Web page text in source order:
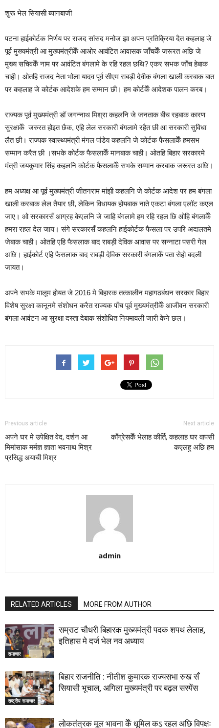
शुरू भेल सियासी ब्यानबाजी
पटना हाईकोर्टक निर्णय पर राजद सांसद मनोज झा अपन प्रतिक्रिया दैत कहलाह जे
पूर्व मुख्यमंत्री आ मुख्यमंत्रीकेँ आओर आवंटित आवासक जाँचकेँ जरूरत अछि जे
मुख्य सचिवकेँ नाम पर आवंटित बंगलामे के रहि रहल छथि? एकर सभक जाँच हेबाक
चाही। ओतहि राजद नेता भोला यादव पूर्व सीएम राबड़ी देवीक बंगला खाली करबाक बात
पर कहलाह जे कोर्टक आदेशके हम सम्मान छी। हम कोर्टकेँ आदेशक पालन करब।
राज्यक पूर्व मुख्यमंत्री डॉ जगन्नाथ मिश्रा कहलनि जे जनताक बीच रहबाक कारण
सुरक्षाकेँ जरुरत होइत छैक, एहि लेल सरकारी बंगलामे रहैत छी आ सरकारी सुविधा
लैत छी। राज्यक स्वास्थ्यमंत्री मंगल पांडेय कहलनि जे कोर्टक फैसलाकेँ हमसभ
सम्मान करैत छी ।सभके कोर्टक फैसलाकेँ मानबाक चाही। ओतहि बिहार सरकारमे
मंत्री जयकुमार सिंह कहलनि कोर्टक फैसलाकेँ सभके सम्मान करबाक जरूरत अछि।
हम अध्यक्ष आ पूर्व मुख्यमंत्री जीतनराम मांझी कहलनि जे कोर्टक आदेश पर हम बंगला
खाली करबाक लेल तैयार छी, लेकिन विधायक होयबाक नाते एकटा बंगला एलॉट कएल
जाए। ओ सरकारसँ आग्रह केएलनि जे जाहि बंगलामे हम रहि रहल छि ओहि बंगलाकेँ
हमरा रहल देल जाय। संगे सरकारसँ कहलनि हाईकोर्टक फैसला पर उपरि अदालतमे
जेबाक चाही। ओतहि एहि फैसलाक बाद राबड़ी देविक आवास पर सन्नाटा पसरी गेल
अछि। हाईकोर्ट एहि फैसलाक बाद राबड़ी देविक सरकारी बंगलाकेँ पता सेहो बदली
जायत।
अपने सभके मालूम होयत जे 2016 मे बिहारक तत्कालीन महागठबंधन सरकार बिहार
विशेष सुरक्षा कानूनमे संशोधन करैत राज्यक पाँच पूर्व मुख्यमंत्रीकेँ आजीवन सरकारी
बंगला आवंटन आ सुरक्षा दस्ता देबाक संशोधित नियमावली जारी केने छल।
Previous article
अपने घर मे उपेक्षित वेद, दर्शन आ
मिमांसाक मर्मज्ञ ज्ञाता भवनाथ मिश्र
प्रसिद्ध अयाची मिश्र
Next article
काँग्रेसकेँ भेलाह कीर्ति, कहलाह घर वापसी
कएलहु अछि हम
admin
RELATED ARTICLES MORE FROM AUTHOR
समाचार
सम्राट चौधरी बिहारक मुख्यमंत्री पदक शपथ लेलाह,
इतिहास मे दर्ज भेल नव अध्याय
राष्ट्रीय समाचार
बिहार राजनीति : नीतीश कुमारक राज्यसभा रुख सँ
सियासी भूचाल, अगिला मुख्यमंत्री पर बढ़ल सस्पेंस
लोकतंत्रक मूल भावना केँ धूमिल कऽ रहल अछि विपक्षः